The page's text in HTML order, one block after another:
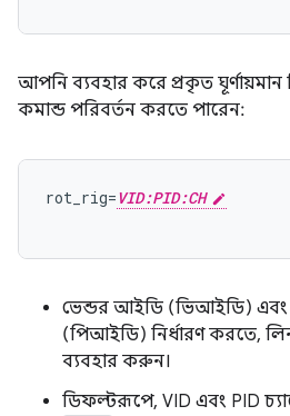
আপনি ব্যবহার করে প্রকৃত ঘূর্ণায়মান
কমান্ড পরিবর্তন করতে পারেন:
rot_rig=VID:PID:CH
ভেন্ডর আইডি (ভিআইডি) এবং
(পিআইডি) নির্ধারণ করতে,
ব্যবহার করুন।
ডিফল্টরূপে, VID এবং PID